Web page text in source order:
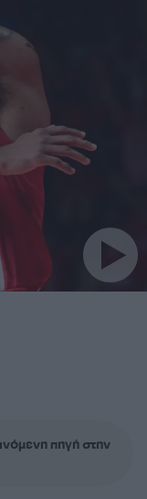
πηγή στην